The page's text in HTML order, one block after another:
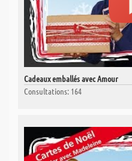
Cadeaux emballés avec Amour
Consultations: 164